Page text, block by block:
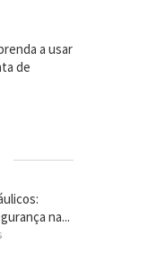
a usar
de
na...